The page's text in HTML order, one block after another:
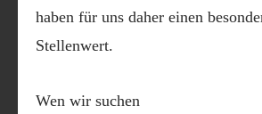
haben für uns daher einen
Stellenwert.
Wen wir suchen